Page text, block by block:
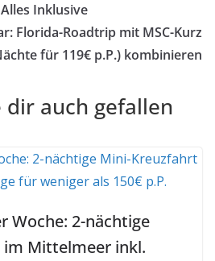
Inklusive
Florida-Roadtrip mit MSC-Kurz
für 119€ p.P.) kombinieren
dir auch gefallen
Woche: 2-nächtige
Mittelmeer inkl.